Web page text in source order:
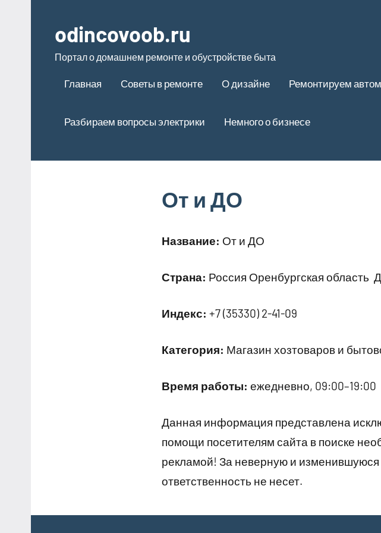
содержимому
odincovoob.ru
Портал о домашнем ремонте и обустройстве быта
Главная Советы в ремонте О дизайне Ремонтируем
Разбираем вопросы электрики Немного о бизнесе
От и ДО
Название: От и ДО
Страна: Россия Оренбургская область
Индекс: +7 (35330) 2-41-09
Категория: Магазин хозтоваров и
Время работы: ежедневно, 09:00–19:00
Данная информация представлена
помощи посетителям сайта в поиске
рекламой! За неверную и
ответственность не несет.